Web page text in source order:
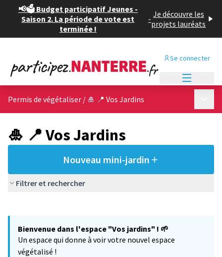
📢🗳️ Budget participatif Jeunes -
Saison 2. La période de vote est
terminée !
- Je découvre les
projets lauréats
Se connecter
Permis de végétaliser / 🎍 📍 Vos Jardins
🎍 📍 Vos Jardins
Nouveau mini-jardin
Filtrer et rechercher
−
Bienvenue dans l'espace "Vos jardins" ! 🌱
Un espace qui donne à voir votre nouvel espace
végétalisé !